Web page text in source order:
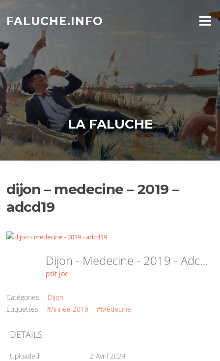
Aller
contenu
FALUCHE.INFO Menu
LA FALUCHE
dijon – medecine – 2019 –
adcd19
Dijon - Medecine - 2019 - Adcd19
ptit joe
Catégories:
Dijon
Étiquettes:
#Année 2019 #Médecine
DETAILS
Uploaded 2 Avril 2024